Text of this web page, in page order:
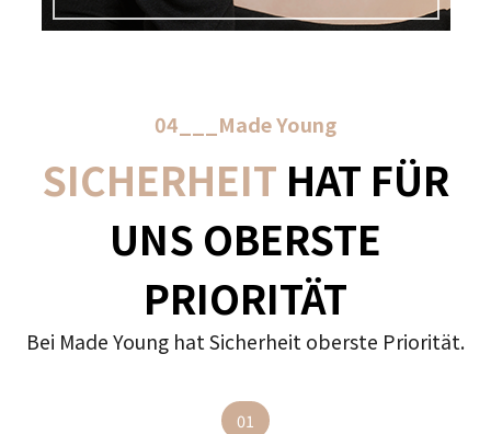
04___Made Young
SICHERHEIT HAT FÜR
UNS OBERSTE
PRIORITÄT
Bei Made Young hat Sicherheit oberste Priorität.
01